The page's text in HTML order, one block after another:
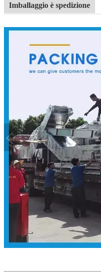
Imballaggio è spedizione